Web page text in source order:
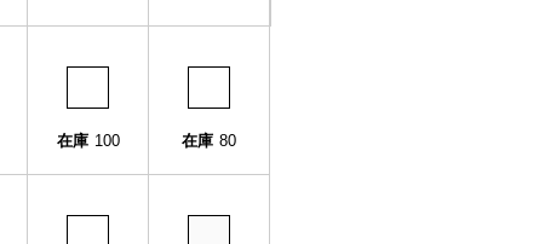
在庫 100 在庫 80